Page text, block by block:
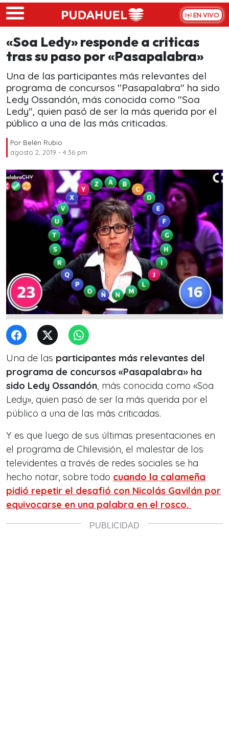
Skip to main content
EN VIVO
«Soa Ledy» responde a criticas
tras su paso por «Pasapalabra»
Una de las participantes más relevantes del
programa de concursos "Pasapalabra" ha sido
Ledy Ossandón, más conocida como "Soa
Ledy", quien pasó de ser la más querida por el
público a una de las más criticadas.
Por Belén Rubio
agosto 2, 2019 - 4:36 pm
Una de las participantes más relevantes del
programa de concursos «Pasapalabra» ha
sido Ledy Ossandón, más conocida como «Soa
Ledy», quien pasó de ser la más querida por el
público a una de las más criticadas.
Y es que luego de sus últimas presentaciones en
el programa de Chilevisión, el malestar de los
televidentes a través de redes sociales se ha
hecho notar, sobre todo cuando la calameña
pidió repetir el desafió con Nicolás Gavilán por
equivocarse en una palabra en el rosco.